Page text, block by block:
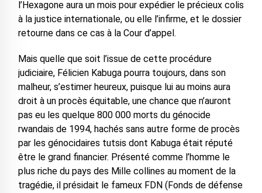
l’Hexagone aura un mois pour expédier le précieux colis
à la justice internationale, ou elle l’infirme, et le dossier
retourne dans ce cas à la Cour d’appel.
Mais quelle que soit l’issue de cette procédure
judiciaire, Félicien Kabuga pourra toujours, dans son
malheur, s’estimer heureux, puisque lui au moins aura
droit à un procès équitable, une chance que n’auront
pas eu les quelque 800 000 morts du génocide
rwandais de 1994, hachés sans autre forme de procès
par les génocidaires tutsis dont Kabuga était réputé
être le grand financier. Présenté comme l’homme le
plus riche du pays des Mille collines au moment de la
tragédie, il présidait le fameux FDN (Fonds de défense